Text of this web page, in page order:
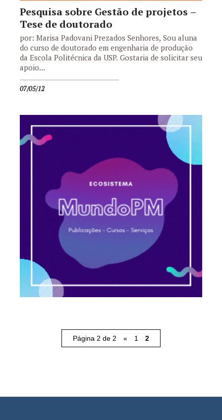
Pesquisa sobre Gestão de projetos –
Tese de doutorado
por: Marisa Padovani Prezados Senhores, Sou aluna
do curso de doutorado em engenharia de produção
da Escola Politécnica da USP. Gostaria de solicitar seu
apoio...
07/05/12
Página 2 de 2 « 1 2